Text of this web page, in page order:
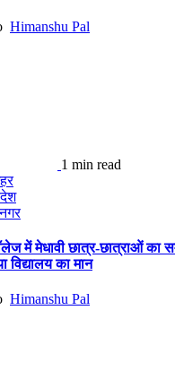
Himanshu Pal
1 min read
में मेधावी छात्र-छात्राओं का
विद्यालय का मान
Himanshu Pal